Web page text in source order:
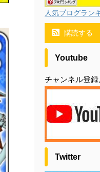
人気ブログラン
購読する
Youtube
チャンネル登録
Twitter